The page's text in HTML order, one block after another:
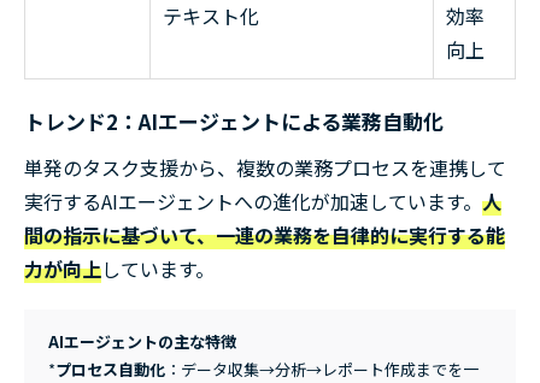
テキスト化
効率
向上
トレンド2：AIエージェントによる業務自動化
単発のタスク支援から、複数の業務プロセスを連携して
実行するAIエージェントへの進化が加速しています。 人
間の指示に基づいて、一連の業務を自律的に実行する能
力が向上しています。
AIエージェントの主な特徴
*プロセス自動化 ：データ収集→分析→レポート作成までを一